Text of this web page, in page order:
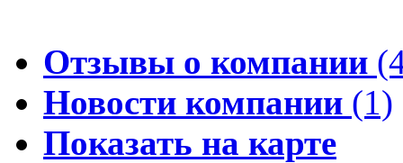
Отзывы о компании
Новости компании (1)
Показать на карте